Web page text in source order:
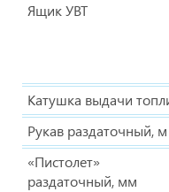
Ящик УВТ
Катушка выдачи
Рукав раздаточный, м
«Пистолет»
раздаточный, мм